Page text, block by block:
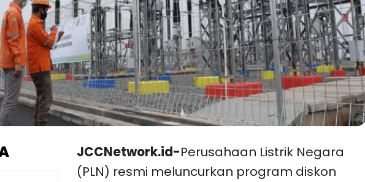
JCCNetwork.id-Perusahaan Listrik Negara
(PLN) resmi meluncurkan program diskon